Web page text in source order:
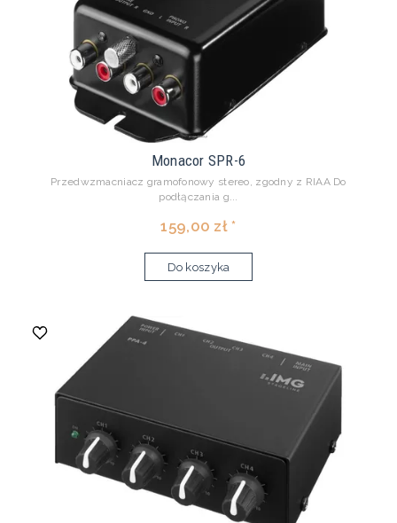
Monacor SPR-6
Przedwzmacniacz gramofonowy stereo, zgodny z RIAA Do
podłączania g...
159,00 zł *
Do koszyka